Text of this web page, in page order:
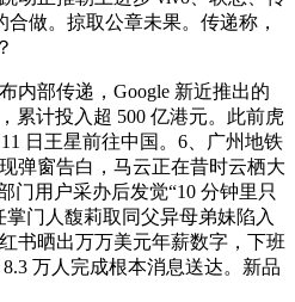
做。掠取公章未果。传递称，
部传递，Google 新近推出的
累计投入超 500 亿港元。此前虎
日王星前往中国。6、广州地铁
弹窗告白，马云正在昔时云栖大
门用户采办后发觉“10 分钟里只
门人馥莉取同父异母弟妹陷入
书晒出万万美元年薪数字，下班
万人完成根本消息送达。新品